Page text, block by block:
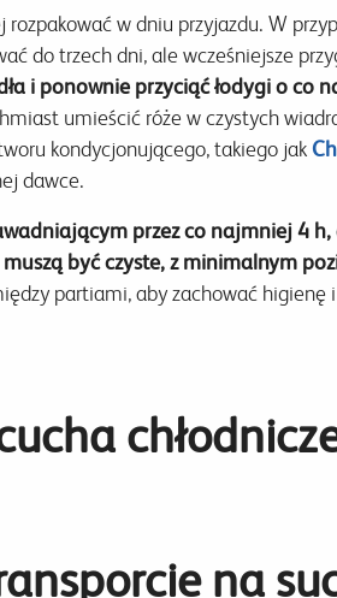
w dniu przyjazdu. W
do trzech dni, ale wcześniejsze
i ponownie przyciąć łodygi o co
umieścić róże w czystych
kondycjonującego, takiego jak
dawce.
przez co najmniej 4 h,
być czyste, z minimalnym
partiami, aby zachować higienę
na